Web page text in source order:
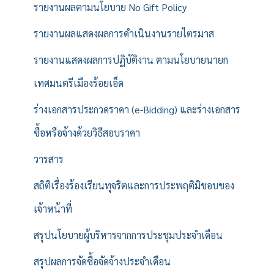
รายงานผลตามนโยบาย No Gift Policy
รายงานผลแสดงผลการดำเนินงานรายไตรมาส
รายงานแสดงผลการปฏิบัติงาน ตามนโยบายนายก
เทศมนตรีเมืองร้อยเอ็ด
ร่างเอกสารประกวดราคา (e-Bidding) และร่างเอกสาร
ซื้อหรือจ้างด้วยวิธีสอบราคา
วารสาร
สถิติเรื่องร้องเรียนทุจริตและการประพฤติมิชอบของ
เจ้าหน้าที่
สรุปนโยบายผู้บริหารจากการประชุมประจำเดือน
สรุปผลการจัดซื้อจัดจ้างประจำเดือน